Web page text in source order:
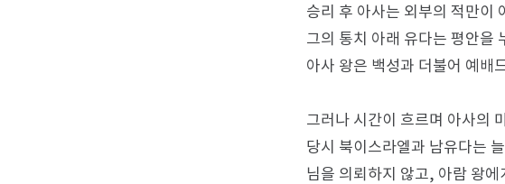
승리 후 아사는 외부의 적만이
그의 통치 아래 유다는 평안을
아사 왕은 백성과 더불어 예배
그러나 시간이 흐르며 아사의
당시 북이스라엘과 남유다는
님을 의뢰하지 않고, 아람 왕